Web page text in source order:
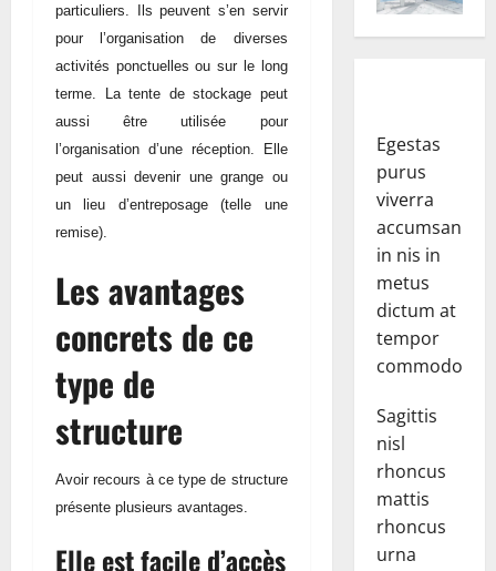
particuliers. Ils peuvent s’en servir
pour l’organisation de diverses
activités ponctuelles ou sur le long
terme. La tente de stockage peut
aussi être utilisée pour
l’organisation d’une réception. Elle
peut aussi devenir une grange ou
un lieu d’entreposage (telle une
remise).
Les avantages
concrets de ce
type de
structure
Avoir recours à ce type de structure
présente plusieurs avantages.
Elle est facile d’accès
Egestas
purus
viverra
accumsan
in nis in
metus
dictum at
tempor
commodo.
Sagittis
nisl
rhoncus
mattis
rhoncus
urna